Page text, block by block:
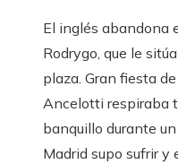
El inglés abandona
Rodrygo, que le
plaza. Gran fiesta
Ancelotti respiraba
banquillo durante
Madrid supo sufrir y